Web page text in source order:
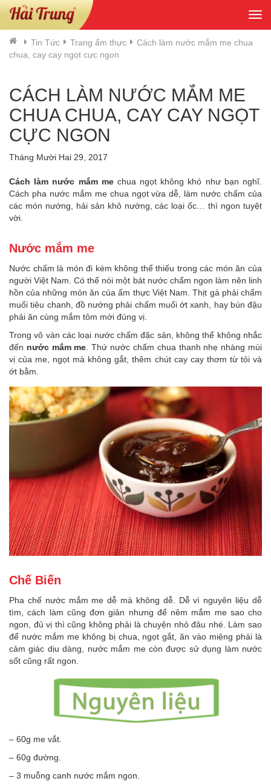
Tin Tức
Trang ẩm thực
Cách làm nước mắm me chua
chua, cay cay ngọt cực ngon
CÁCH LÀM NƯỚC MẮM ME
CHUA CHUA, CAY CAY NGỌT
CỰC NGON
Tháng Mười Hai 29, 2017
Cách làm nước mắm mechua ngọt không khó như bạn nghĩ.
Cách pha nước mắm me chua ngọt vừa dễ, làm nước chấm của
các món nướng, hải sản khô nướng, các loại ốc… thì ngon tuyệt
vời.
Nước mắm me
Nước chấm là món đi kèm không thể thiếu trong các món ăn của
người Việt Nam. Có thể nói một bát nước chấm ngon làm nên linh
hồn của những món ăn của ẩm thực Việt Nam. Thịt gà phải chấm
muối tiêu chanh, đồ nướng phải chấm muối ớt xanh, hay bún đậu
phải ăn cùng mắm tôm mới đúng vị.
Trong vô vàn các loại nước chấm đặc sản, không thể không nhắc
đến nước mắm me . Thứ nước chấm chua thanh nhẹ nhàng mùi
vị của me, ngọt mà không gắt, thêm chút cay cay thơm từ tỏi và
ớt bằm.
Chế Biến
Pha chế nước mắm me dễ mà không dễ. Dễ vì nguyên liệu dễ
tìm, cách làm cũng đơn giản nhưng để nêm mắm me sao cho
ngon, đủ vị thì cũng không phải là chuyện nhỏ đâu nhé. Làm sao
để nước mắm me không bị chua, ngọt gắt, ăn vào miệng phải là
cảm giác dịu dàng, nước mắm me còn được sử dụng làm nước
sốt cũng rất ngon.
– 60g me vắt.
– 60g đường.
– 3 muỗng canh nước mắm ngon.